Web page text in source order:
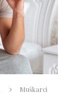
Muškarci